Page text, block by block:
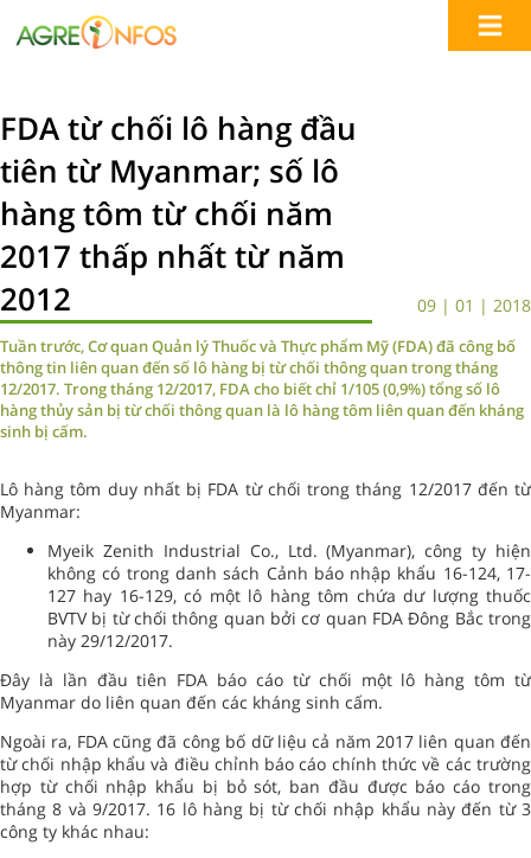
FDA từ chối lô hàng đầu
tiên từ Myanmar; số lô
hàng tôm từ chối năm
2017 thấp nhất từ năm
2012
09 | 01 | 2018
Tuần trước, Cơ quan Quản lý Thuốc và Thực phẩm Mỹ (FDA) đã công bố
thông tin liên quan đến số lô hàng bị từ chối thông quan trong tháng
12/2017. Trong tháng 12/2017, FDA cho biết chỉ 1/105 (0,9%) tổng số lô
hàng thủy sản bị từ chối thông quan là lô hàng tôm liên quan đến kháng
sinh bị cấm.
Lô hàng tôm duy nhất bị FDA từ chối trong tháng 12/2017 đến từ
Myanmar:
Myeik Zenith Industrial Co., Ltd. (Myanmar), công ty hiện
không có trong danh sách Cảnh báo nhập khẩu 16-124, 17-
127 hay 16-129, có một lô hàng tôm chứa dư lượng thuốc
BVTV bị từ chối thông quan bởi cơ quan FDA Đông Bắc trong
này 29/12/2017.
Đây là lần đầu tiên FDA báo cáo từ chối một lô hàng tôm từ
Myanmar do liên quan đến các kháng sinh cấm.
Ngoài ra, FDA cũng đã công bố dữ liệu cả năm 2017 liên quan đến
từ chối nhập khẩu và điều chỉnh báo cáo chính thức về các trường
hợp từ chối nhập khẩu bị bỏ sót, ban đầu được báo cáo trong
tháng 8 và 9/2017. 16 lô hàng bị từ chối nhập khẩu này đến từ 3
công ty khác nhau: